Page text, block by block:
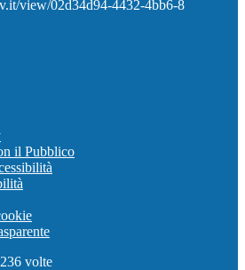
view/02d34d94-4432-4bb6-8
il Pubblico
236 volte